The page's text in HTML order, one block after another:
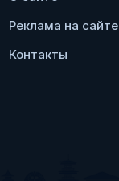
Реклама на сайте
Контакты